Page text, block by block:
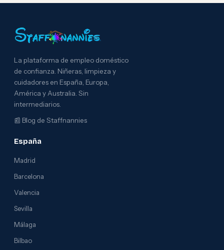
La plataforma de empleo doméstico
de confianza. Niñeras, limpieza y
cuidadores en España, Europa,
América y Australia. Sin
intermediarios.
📰 Blog de Staffnannies
España
Madrid
Barcelona
Valencia
Sevilla
Málaga
Bilbao